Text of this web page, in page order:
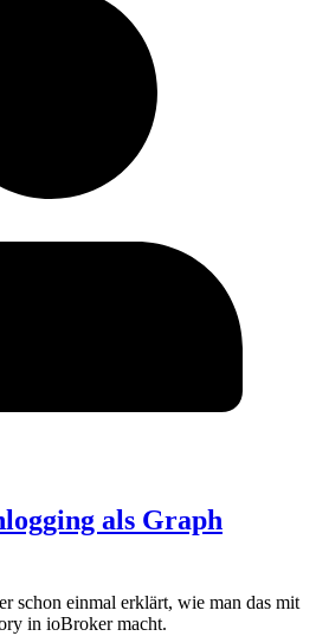
als Graph
schon einmal erklärt, wie man das mit
in ioBroker macht.